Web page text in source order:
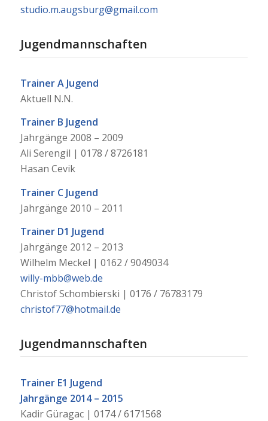
studio.m.augsburg@gmail.com
Jugendmannschaften
Trainer A Jugend
Aktuell N.N.
Trainer B Jugend
Jahrgänge 2008 – 2009
Ali Serengil | 0178 / 8726181
Hasan Cevik
Trainer C Jugend
Jahrgänge 2010 – 2011
Trainer D1 Jugend
Jahrgänge 2012 – 2013
Wilhelm Meckel | 0162 / 9049034
willy-mbb@web.de
Christof Schombierski | 0176 / 76783179
christof77@hotmail.de
Jugendmannschaften
Trainer E1 Jugend
Jahrgänge 2014 – 2015
Kadir Güragac | 0174 / 6171568